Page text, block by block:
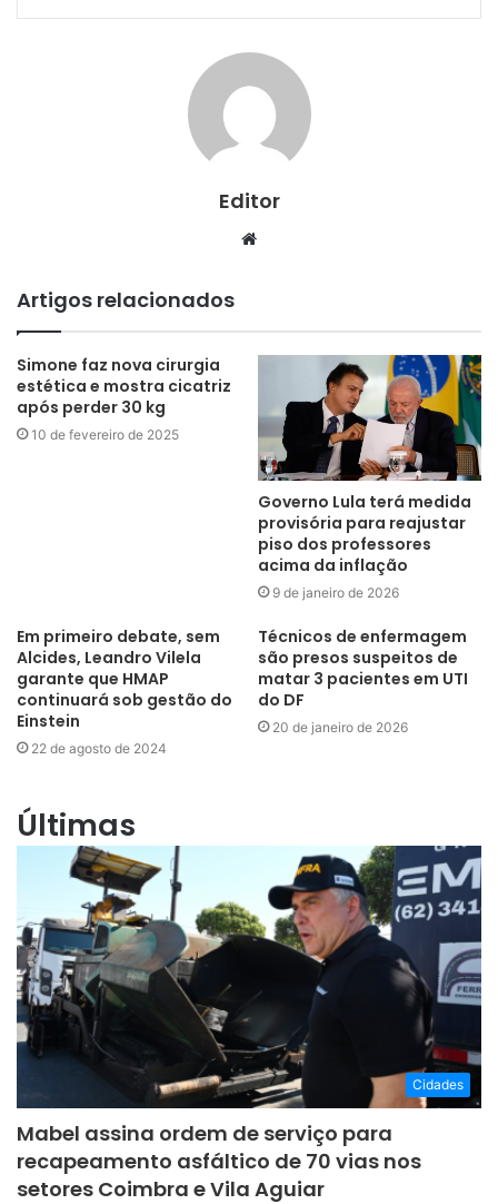
Editor
Website
Artigos relacionados
Simone faz nova cirurgia
estética e mostra cicatriz
após perder 30 kg
10 de fevereiro de 2025
Governo Lula terá medida
provisória para reajustar
piso dos professores
acima da inflação
9 de janeiro de 2026
Em primeiro debate, sem
Alcides, Leandro Vilela
garante que HMAP
continuará sob gestão do
Einstein
22 de agosto de 2024
Técnicos de enfermagem
são presos suspeitos de
matar 3 pacientes em UTI
do DF
20 de janeiro de 2026
Últimas
Cidades
Mabel assina ordem de serviço para
recapeamento asfáltico de 70 vias nos
setores Coimbra e Vila Aguiar